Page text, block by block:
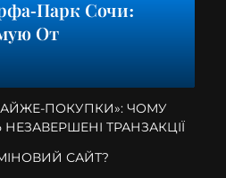
Парк Сочи:
От
ПОКУПКИ»: ЧОМУ
ТРАНЗАКЦІЇ
САЙТ?